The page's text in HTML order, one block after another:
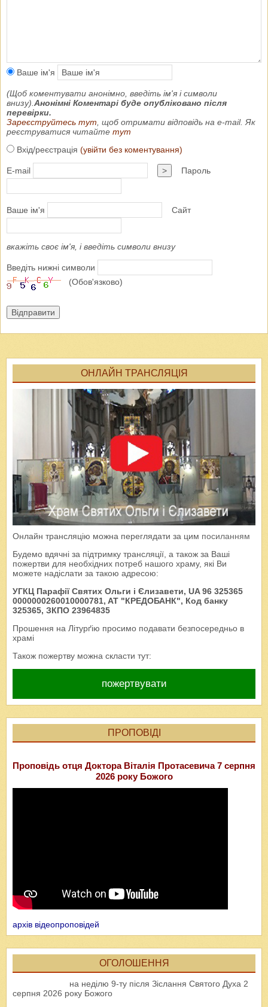
Ваше ім'я
(Щоб коментувати анонімно, введіть ім'я і символи
внизу). Анонімні Коментарі буде опубліковано після
перевірки.
Зареєструйтесь тут , щоб отримати відповідь на e-mail. Як
реєструватися читайте тут
Вхід/реєстрація (увійти без коментування)
E-mail > Пароль
Ваше ім'я Сайт
вкажіть своє ім'я, і введіть символи внизу
Введіть нижні символи
(Обов'язково)
Відправити
ОНЛАЙН ТРАНСЛЯЦІЯ
Онлайн трансляцію можна переглядати за цим посиланням
Будемо вдячні за підтримку трансляції, а також за Ваші
пожертви для необхідних потреб нашого храму, які Ви
можете надіслати за такою адресою:
УГКЦ Парафії Святих Ольги і Єлизавети, UA 96 325365
0000000260010000781, AT "КРЕДОБАНК", Код банку
325365, ЗКПО 23964835
Прошення на Літурґію просимо подавати безпосередньо в
храмі
Також пожертву можна скласти тут:
пожертвувати
ПРОПОВІДІ
Проповідь отця Доктора Віталія Протасевича 7 серпня
2026 року Божого
архів відеопроповідей
ОГОЛОШЕННЯ
на неділю 9-ту після Зіслання Святого Духа 2
серпня 2026 року Божого